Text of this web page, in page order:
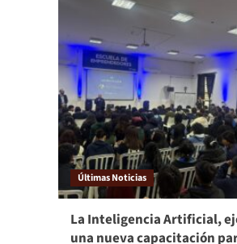
Últimas Noticias
La Inteligencia Artificial,
una nueva capacitación